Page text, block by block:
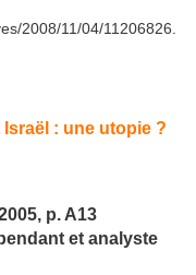
2008/11/04/11206826.
: une utopie ?
p. A13
et analyste